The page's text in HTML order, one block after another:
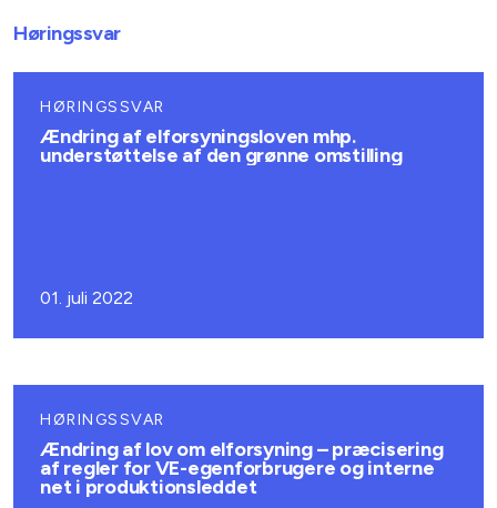
Høringssvar
HØRINGSSVAR
Ændring af elforsyningsloven mhp.
understøttelse af den grønne omstilling
01. juli 2022
HØRINGSSVAR
Ændring af lov om elforsyning – præcisering
af regler for VE-egenforbrugere og interne
net i produktionsleddet